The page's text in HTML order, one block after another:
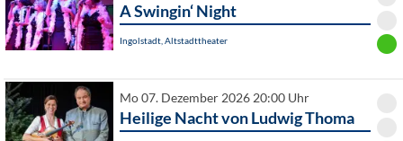
A Swingin‘ Night
Ingolstadt, Altstadttheater
Mo 07. Dezember 2026 20:00 Uhr
Heilige Nacht von Ludwig Thoma